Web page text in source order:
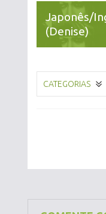
Japonês/
(Denise)
CATEGORIAS